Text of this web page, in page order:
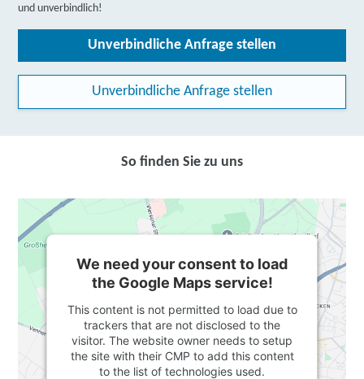
und unverbindlich!
Unverbindliche Anfrage stellen
Unverbindliche Anfrage stellen
So finden Sie zu uns
We need your consent to load
the Google Maps service!
This content is not permitted to load due to
trackers that are not disclosed to the
visitor. The website owner needs to setup
the site with their CMP to add this content
to the list of technologies used.